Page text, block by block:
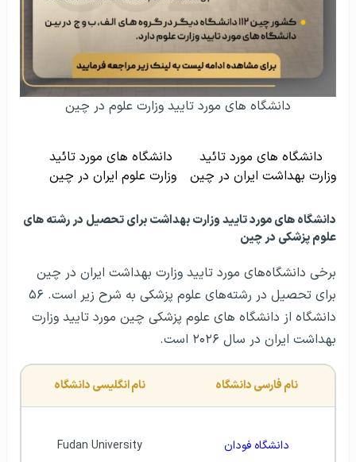
دانشگاه های مورد تایید وزارت علوم در چین
دانشگاه های مورد تائید
وزارت بهداشت ایران در چین
دانشگاه های مورد تائید
وزارت علوم ایران در چین
دانشگاه‌ های مورد تایید وزارت بهداشت برای تحصیل در رشته های
علوم پزشکی در چین
برخی دانشگاه‌‌های مورد تایید وزارت بهداشت ایران در چین
برای تحصیل در رشته‌های علوم پزشکی به شرح زیر است. ۵۶
دانشگاه از دانشگاه های علوم پزشکی چین مورد تایید وزارت
بهداشت ایران در سال ۲۰۲۶ است.
نام فارسی دانشگاه نام انگلیسی دانشگاه
دانشگاه فودان Fudan University